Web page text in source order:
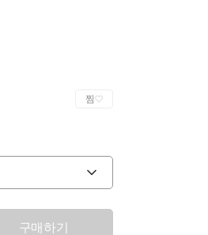
찜
구매하기